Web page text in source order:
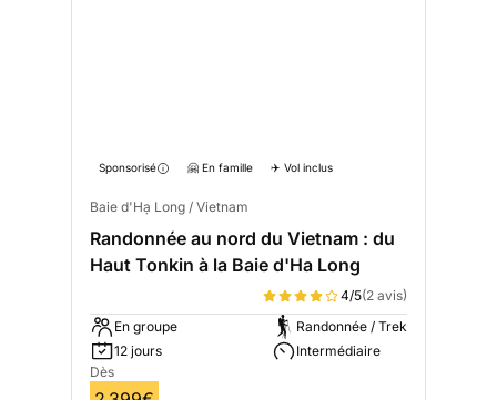
Sponsorisé 🤗 En famille ✈️ Vol inclus
Baie d'Hạ Long / Vietnam
Randonnée au nord du Vietnam : du
Haut Tonkin à la Baie d'Ha Long
4/5(2 avis)
En groupe
12 jours
Randonnée / Trek
Intermédiaire
Dès